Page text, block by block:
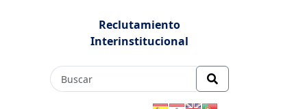
Reclutamiento
Interinstitucional